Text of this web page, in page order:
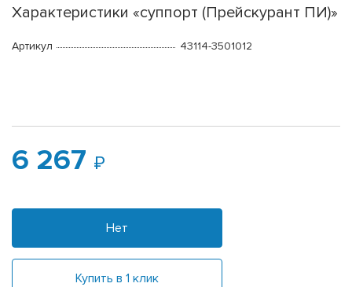
Характеристики «суппорт (Прейскурант ПИ)»
Артикул 43114-3501012
6 267
Нет
Купить в 1 клик